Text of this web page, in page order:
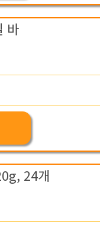
바
24개